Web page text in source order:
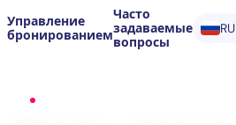
Управление
бронированием
Часто
задаваемые
вопросы
RU